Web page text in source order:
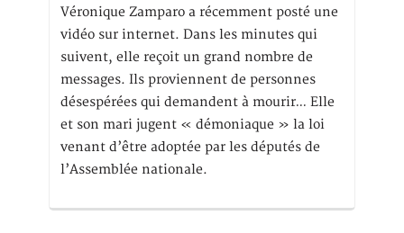
Véronique Zamparo a récemment posté une
vidéo sur internet. Dans les minutes qui
suivent, elle reçoit un grand nombre de
messages. Ils proviennent de personnes
désespérées qui demandent à mourir… Elle
et son mari jugent « démoniaque » la loi
venant d’être adoptée par les députés de
l’Assemblée nationale.